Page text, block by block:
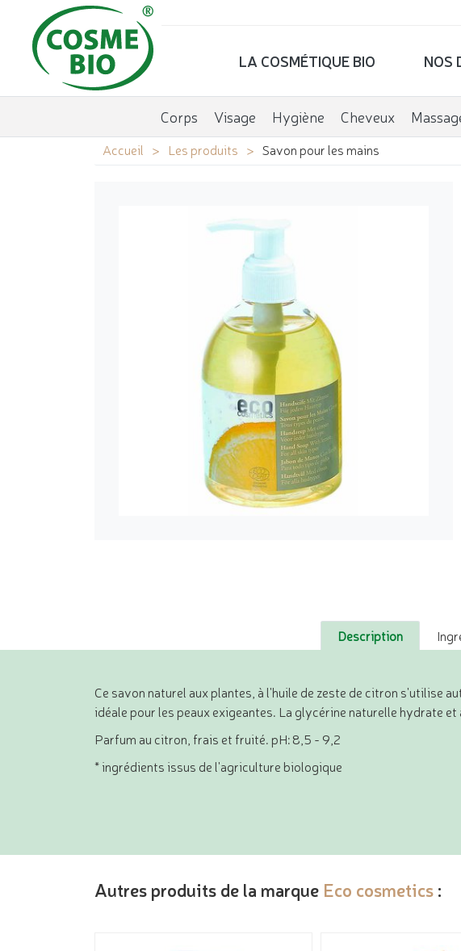
LA COSMÉTIQUE BIO NOS
Corps Visage Hygiène Cheveux
Accueil Les produits Savon pour les mains
Description
Ce savon naturel aux plantes, à l'huile de zeste de citron s'utilise
idéale pour les peaux exigeantes. La glycérine naturelle hydrate
Parfum au citron, frais et fruité. pH: 8,5 - 9,2
* ingrédients issus de l'agriculture biologique
Autres produits de la marque Eco cosmetics :